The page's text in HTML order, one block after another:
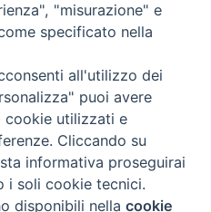
Digitale
11 - tel. 0382.24736 -
- repossi@ilticino.it - P.
Preferenze Cookie
"misurazione" e
specificato nella
all'utilizzo dei
puoi avere
cookie utilizzati e
Cliccando su
informativa proseguirai
i soli cookie tecnici.
disponibili nellacookie